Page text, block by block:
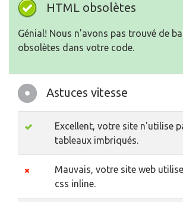
HTML obsolètes
Génial! Nous n'avons pas trouvé de
obsolètes dans votre code.
Astuces vitesse
Excellent, votre site n'utilise
tableaux imbriqués.
Mauvais, votre site web
css inline.